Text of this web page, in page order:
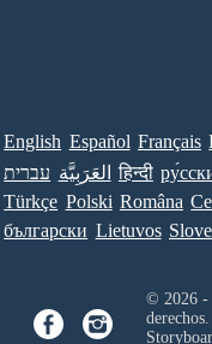
English Español Français
עברית العَرَبِيَّة हिन्दी
Türkçe Polski Româna
български Lietuvos
© 2026 -
derechos.